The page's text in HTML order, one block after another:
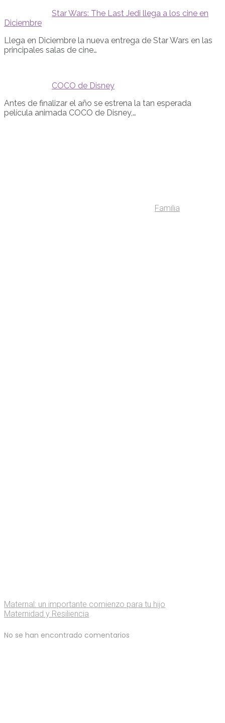
Star Wars: The Last Jedi llega a los cine en
Diciembre
Llega en Diciembre la nueva entrega de Star Wars en las
principales salas de cine…
COCO de Disney
Antes de finalizar el año se estrena la tan esperada
película animada COCO de Disney,…
Familia
Maternal: un importante comienzo para tu hijo
Maternidad y Resiliencia
No se han encontrado comentarios